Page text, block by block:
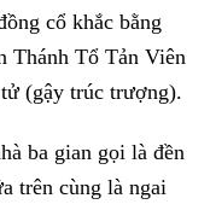
cổ khắc bằng
Thánh Tổ Tản Viên
(gậy trúc trượng).
ba gian gọi là đền
trên cùng là ngai